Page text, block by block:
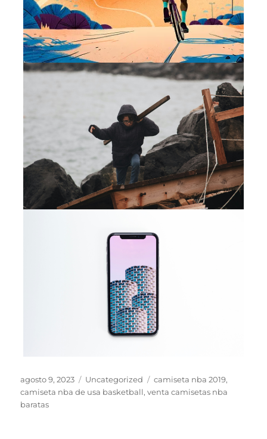
Publicado
el
agosto 9, 2023 Categorías
Uncategorized Etiquetas
camiseta nba 2019,
camiseta nba de usa basketball,venta camisetas nba
baratas